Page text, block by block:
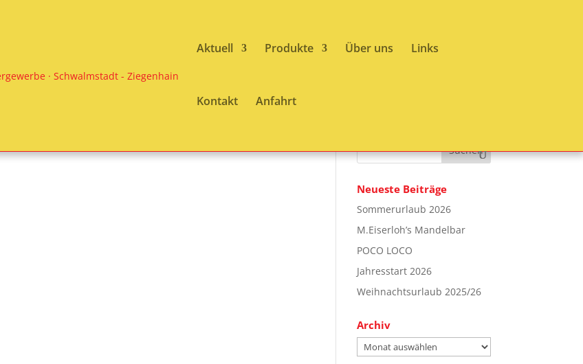
Aktuell Produkte Über uns Links
Kontakt Anfahrt
Neueste Beiträge
Sommerurlaub 2026
M.Eiserloh’s Mandelbar
POCO LOCO
Jahresstart 2026
Weihnachtsurlaub 2025/26
Archiv
Archiv